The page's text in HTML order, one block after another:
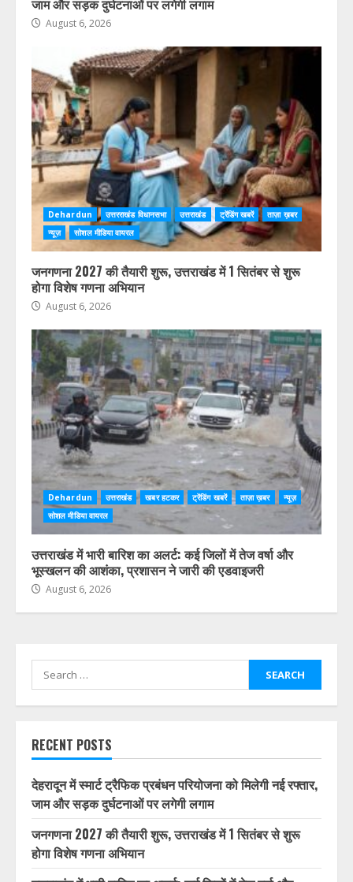
जाम और सड़क दुर्घटनाओं पर लगेगी लगाम
August 6, 2026
Dehardun उत्तरराखंड विधानसभा उत्तराखंड ट्रेंडिंग खबरें
ताज़ा ख़बर
न्यूज़
सोशल मीडिया वायरल
जनगणना 2027 की तैयारी शुरू, उत्तराखंड में 1 सितंबर से शुरू
होगा विशेष गणना अभियान
August 6, 2026
Dehardun उत्तराखंड खबर हटकर ट्रेंडिंग खबरें ताज़ा ख़बर
न्यूज़
सोशल मीडिया वायरल
उत्तराखंड में भारी बारिश का अलर्ट: कई जिलों में तेज वर्षा और
भूस्खलन की आशंका, प्रशासन ने जारी की एडवाइजरी
August 6, 2026
Search
for:
RECENT POSTS
देहरादून में स्मार्ट ट्रैफिक प्रबंधन परियोजना को मिलेगी नई रफ्तार,
जाम और सड़क दुर्घटनाओं पर लगेगी लगाम
जनगणना 2027 की तैयारी शुरू, उत्तराखंड में 1 सितंबर से शुरू
होगा विशेष गणना अभियान